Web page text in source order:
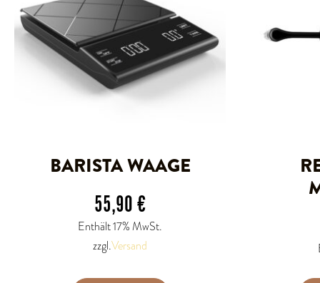
BARISTA WAAGE
55,90€
Enthält 17% MwSt.
zzgl.Versand